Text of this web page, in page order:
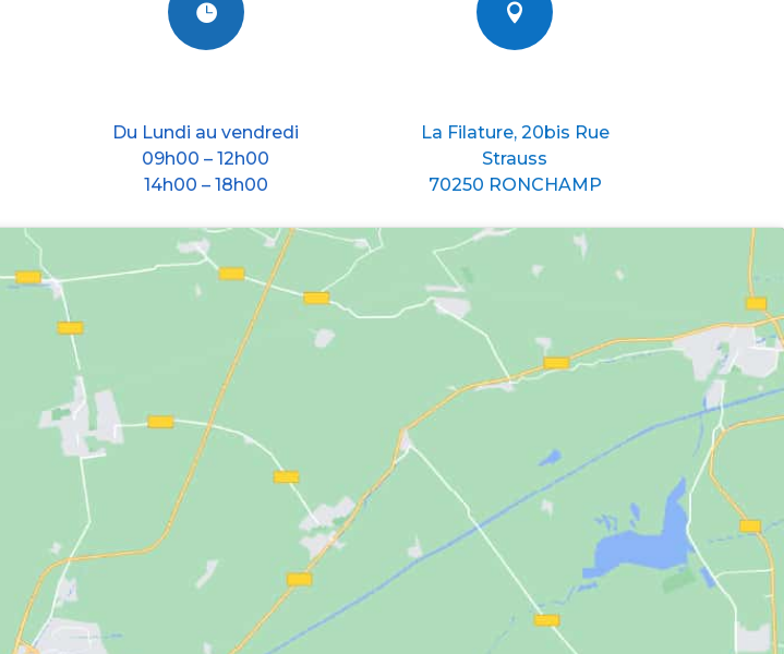

Du Lundi au vendredi
09h00 – 12h00
14h00 – 18h00

La Filature, 20bis Rue
Strauss
70250 RONCHAMP